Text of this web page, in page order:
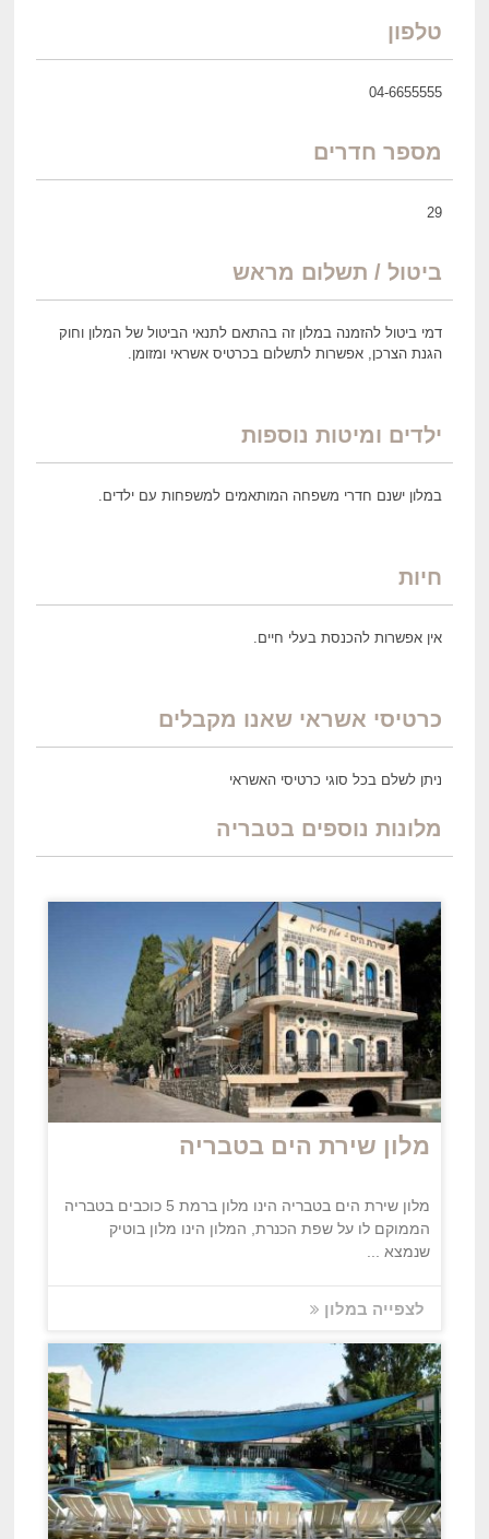
טלפון
04-6655555
מספר חדרים
29
ביטול / תשלום מראש
דמי ביטול להזמנה במלון זה בהתאם לתנאי הביטול של המלון וחוק
הגנת הצרכן, אפשרות לתשלום בכרטיס אשראי ומזומן.
ילדים ומיטות נוספות
במלון ישנם חדרי משפחה המותאמים למשפחות עם ילדים.
חיות
אין אפשרות להכנסת בעלי חיים.
כרטיסי אשראי שאנו מקבלים
ניתן לשלם בכל סוגי כרטיסי האשראי
מלונות נוספים בטבריה
מלון שירת הים בטבריה
מלון שירת הים בטבריה הינו מלון ברמת 5 כוכבים בטבריה
הממוקם לו על שפת הכנרת, המלון הינו מלון בוטיק
שנמצא ...
לצפייה במלון